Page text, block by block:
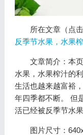
所在文章（点
反季节水果，水果
文章简介：本
水果，水果榨汁的
生活也越来越富裕
年四季都不断。 但
活已经被反季节水
图片尺寸：